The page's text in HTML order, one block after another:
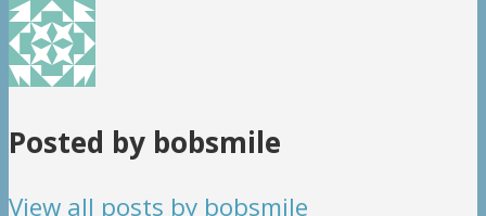
Posted by bobsmile
View all posts by bobsmile